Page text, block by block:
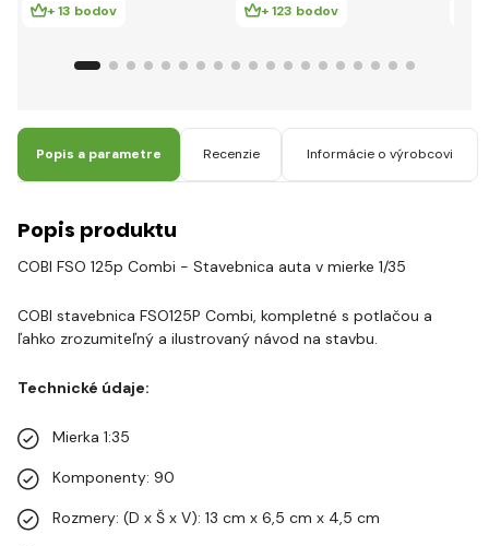
+ 13 bodov + 123 bodov
Popis a parametre Recenzie Informácie o výrobcovi
Popis produktu
COBI FSO 125p Combi - Stavebnica auta v mierke 1/35
COBI stavebnica FSO125P Combi, kompletné s potlačou a
ľahko zrozumiteľný a ilustrovaný návod na stavbu.
Technické údaje:
Mierka 1:35
Komponenty: 90
Rozmery: (D x Š x V): 13 cm x 6,5 cm x 4,5 cm